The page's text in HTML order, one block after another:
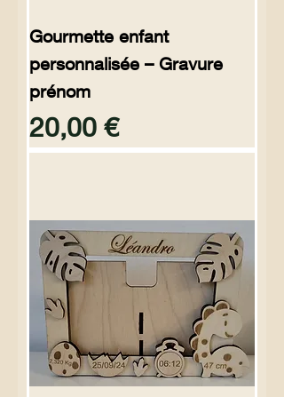
Gourmette enfant
personnalisée – Gravure
prénom
Preço
20,00 €